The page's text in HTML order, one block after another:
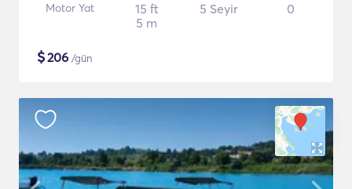
Motor Yat
15 ft
5 m
5 Seyir 0
$206 /gün